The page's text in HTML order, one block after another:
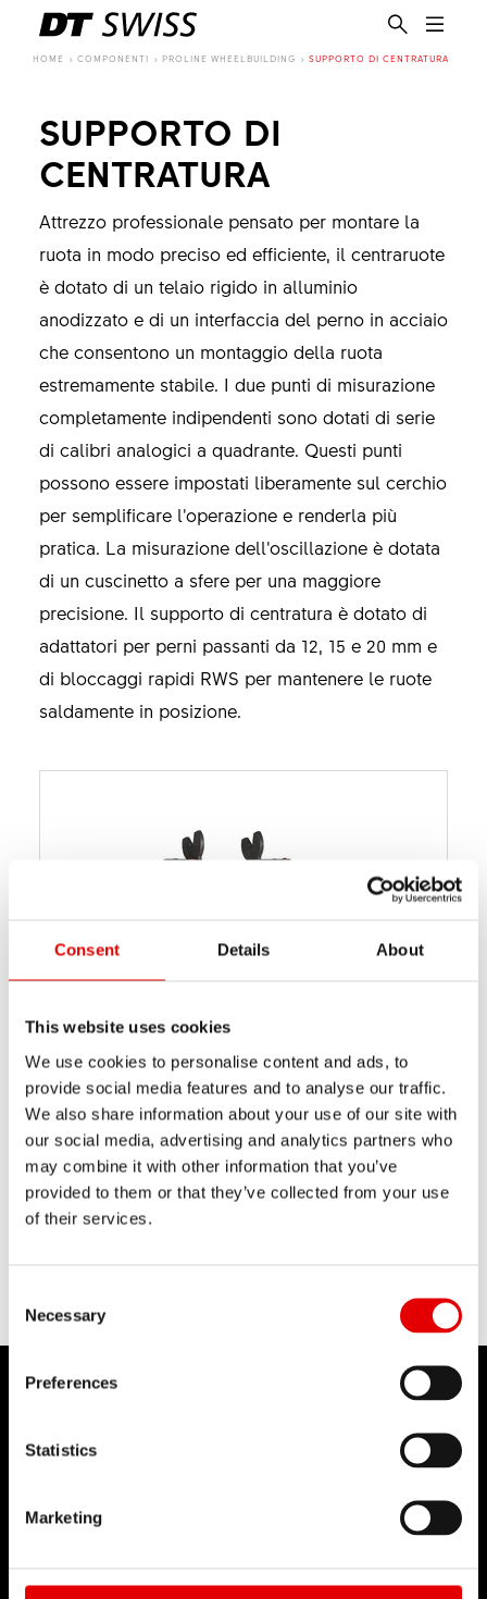
Consent Details About
This website uses cookies
We use cookies to personalise content and ads, to
provide social media features and to analyse our traffic.
We also share information about your use of our site with
our social media, advertising and analytics partners who
may combine it with other information that you’ve
provided to them or that they’ve collected from your use
of their services.
Necessary
Preferences
Statistics
Marketing
IT
HOME COMPONENTI PROLINE WHEELBUILDING SUPPORTO DI CENTRATURA
SUPPORTO DI
CENTRATURA
Attrezzo professionale pensato per montare la
ruota in modo preciso ed efficiente, il centraruote
è dotato di un telaio rigido in alluminio
anodizzato e di un interfaccia del perno in acciaio
che consentono un montaggio della ruota
estremamente stabile. I due punti di misurazione
completamente indipendenti sono dotati di serie
di calibri analogici a quadrante. Questi punti
possono essere impostati liberamente sul cerchio
per semplificare l’operazione e renderla più
pratica. La misurazione dell’oscillazione è dotata
di un cuscinetto a sfere per una maggiore
precisione. Il supporto di centratura è dotato di
adattatori per perni passanti da 12, 15 e 20 mm e
di bloccaggi rapidi RWS per mantenere le ruote
saldamente in posizione.
DT TRUING STAND 2.0
CODICE PRODOTTO
Missione